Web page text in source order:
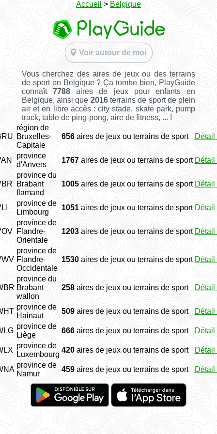
Accueil > Belgique
Voir autour de moi
Vous cherchez des aires de jeux ou des terrains
de sport en Belgique ? Ça tombe bien, PlayGuide
connaît 7788 aires de jeux pour enfants en
Belgique, ainsi que 2016terrains de sport de plein
air et en libre accès : city stade, skate park, pump
track, table de ping-pong, aire de fitness, ... !
région de
Bruxelles-
Capitale
656aires de jeux ou terrains de sport Détail
province
d'Anvers
1767aires de jeux ou terrains de sport Détail
province du
Brabant
flamand
1005aires de jeux ou terrains de sport Détail
province de
Limbourg
1051aires de jeux ou terrains de sport Détail
province de
Flandre-
Orientale
1203aires de jeux ou terrains de sport Détail
province de
Flandre-
Occidentale
1530aires de jeux ou terrains de sport Détail
province du
Brabant
wallon
258aires de jeux ou terrains de sport Détail
province de
Hainaut
509aires de jeux ou terrains de sport Détail
province de
Liège
666aires de jeux ou terrains de sport Détail
province de
Luxembourg
420aires de jeux ou terrains de sport Détail
province de
Namur
459aires de jeux ou terrains de sport Détail